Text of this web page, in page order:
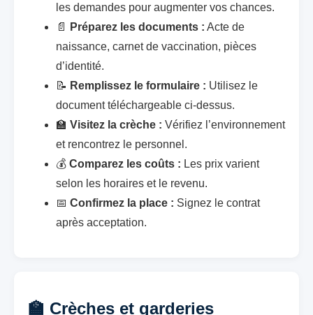
les demandes pour augmenter vos chances.
📄
Préparez les documents : Acte de
naissance, carnet de vaccination, pièces
d’identité.
📝 Remplissez le formulaire : Utilisez le
document téléchargeable ci-dessus.
🏫 Visitez la crèche : Vérifiez l’environnement
et rencontrez le personnel.
💰 Comparez les coûts : Les prix varient
selon les horaires et le revenu.
📅 Confirmez la place : Signez le contrat
après acceptation.
🏫 Crèches et garderies